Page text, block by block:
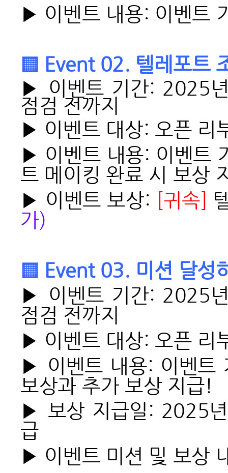
▶ 이벤트 내용: 이벤트
▒ Event 02. 텔레포트
▶ 이벤트 기간: 2025
점검 전까지
▶ 이벤트 대상: 오픈 리
▶ 이벤트 내용: 이벤트
트 메이킹 완료 시 보상
▶ 이벤트 보상: [귀속]
가)
▒ Event 03. 미션 달성
▶ 이벤트 기간: 2025
점검 전까지
▶ 이벤트 대상: 오픈 리
▶ 이벤트 내용: 이벤트
보상과 추가 보상 지급!
▶ 보상 지급일: 2025
급
▶ 이벤트 미션 및 보상